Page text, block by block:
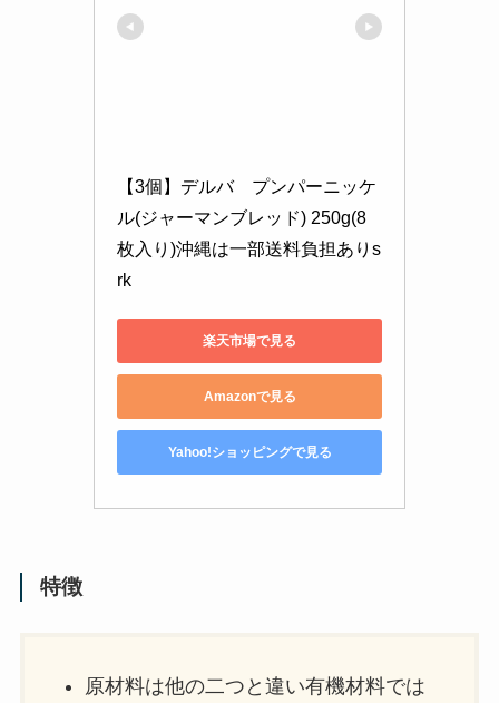
【3個】デルバ　プンパーニッケ
ル(ジャーマンブレッド) 250g(8
枚入り)沖縄は一部送料負担ありs
rk
楽天市場で見る
Amazonで見る
Yahoo!ショッピングで見る
特徴
原材料は他の二つと違い有機材料では